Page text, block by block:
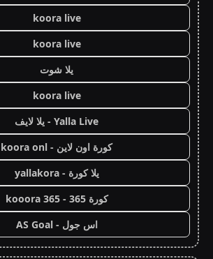
koora live
koora live
يلا شوت
koora live
Yalla Live - يلا لايف
كورة اون لاين - koora onl
يلا كورة - yallakora
كورة 365 - kooora 365
اس جول - AS Goal